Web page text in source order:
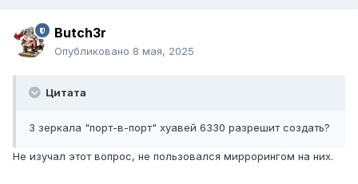
Butch3r
Опубликовано 8 мая, 2025
Цитата
3 зеркала "порт-в-порт" хуавей 6330 разрешит создать?
Не изучал этот вопрос, не пользовался миррорингом на них.